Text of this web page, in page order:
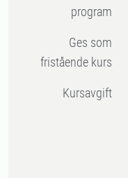
program
Ges som
fristående kurs
Kursavgift